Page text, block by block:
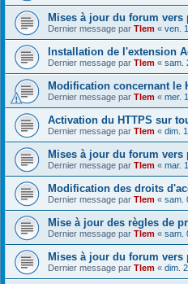
Mises à jour du forum vers
Dernier message par Tlem « ven.
Installation de l'extension
Dernier message par Tlem « sam.
Modification concernant le
Dernier message par Tlem « mer.
Activation du HTTPS sur
Dernier message par Tlem « dim.
Mises à jour du forum vers
Dernier message par Tlem « mar.
Modification des droits
Dernier message par Tlem « sam.
Mise à jour des règles de
Dernier message par Tlem « sam.
Mises à jour du forum vers
Dernier message par Tlem « dim.